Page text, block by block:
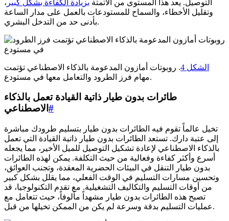
التوصيل. يعد هذا المستوى من الأتمتة بزيادة الكفاءة بشكل كبير ،
وتقليل الأخطاء، والسماح للمستودعات بالعمل على مدار الساعة
بأدنى حد من التدخل البشري.
الشكل 4
. روبوتات أمازون المدعومة بالذكاء الاصطناعي تؤتمت
مهام فرز الطرود والتعامل معها في مستودع.
طائرات بدون طيار ذاتية القيادة تعمل بالذكاء
الاصطناعي #
تخيل عالماً تقوم فيه الطائرات بدون طيار بتسليم طرودك مباشرة
إلى عتبة دارك. تستعد الطائرات بدون طيار ذاتية القيادة التي تعمل
بالذكاء الاصطناعي لإعادة تشكيل التوصيل للميل الأخير، مما يجعله
أسرع وأكثر كفاءة وفعالية من حيث التكلفة. يمكن لهذه الطائرات
بدون طيار التنقل في البيئات الحضرية المعقدة، وتجنب العوائق،
وتحسين مسارات التسليم في الوقت الفعلي، مما يقلل بشكل كبير
من أوقات التسليم والتكاليف التشغيلية. مع تقدم التكنولوجيا، قد
تصبح هذه الطائرات بدون طيار مشهداً مألوفاً، حيث تتعامل مع
عمليات التسليم بدقة وسرعة لم يكن من الممكن تخيلها من قبل.